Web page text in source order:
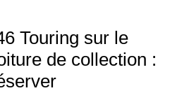
Touring sur le
de collection :